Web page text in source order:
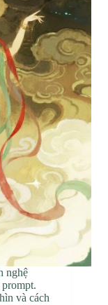
nghệ
và cách